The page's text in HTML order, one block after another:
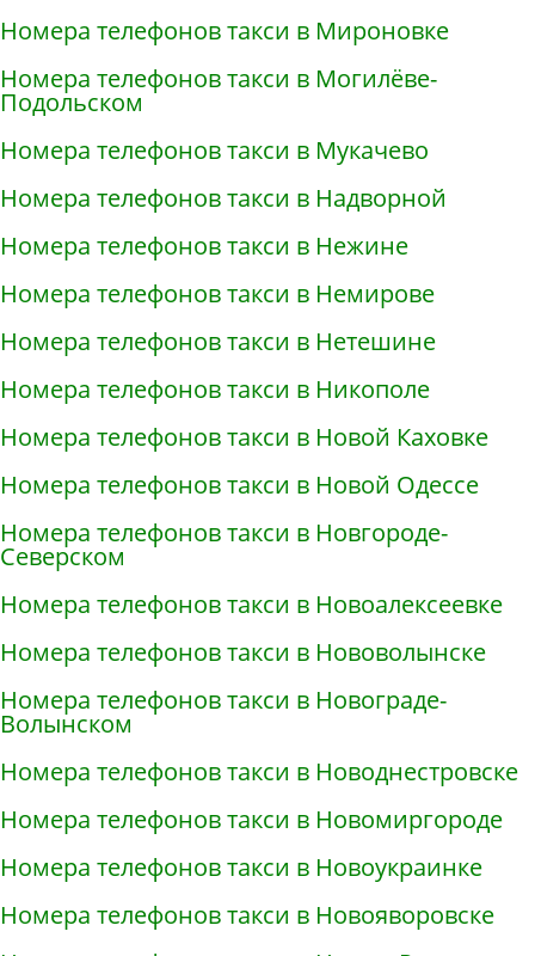
Номера телефонов такси в Мироновке
Номера телефонов такси в Могилёве-
Подольском
Номера телефонов такси в Мукачево
Номера телефонов такси в Надворной
Номера телефонов такси в Нежине
Номера телефонов такси в Немирове
Номера телефонов такси в Нетешине
Номера телефонов такси в Никополе
Номера телефонов такси в Новой Каховке
Номера телефонов такси в Новой Одессе
Номера телефонов такси в Новгороде-
Северском
Номера телефонов такси в Новоалексеевке
Номера телефонов такси в Нововолынске
Номера телефонов такси в Новограде-
Волынском
Номера телефонов такси в Новоднестровске
Номера телефонов такси в Новомиргороде
Номера телефонов такси в Новоукраинке
Номера телефонов такси в Новояворовске